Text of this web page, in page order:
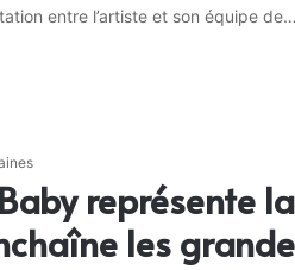
entre l’artiste et son équipe de…
représente
les